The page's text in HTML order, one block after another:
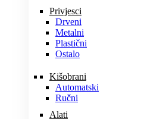
Privjesci
Drveni
Metalni
Plastični
Ostalo
Kišobrani
Automatski
Ručni
Alati